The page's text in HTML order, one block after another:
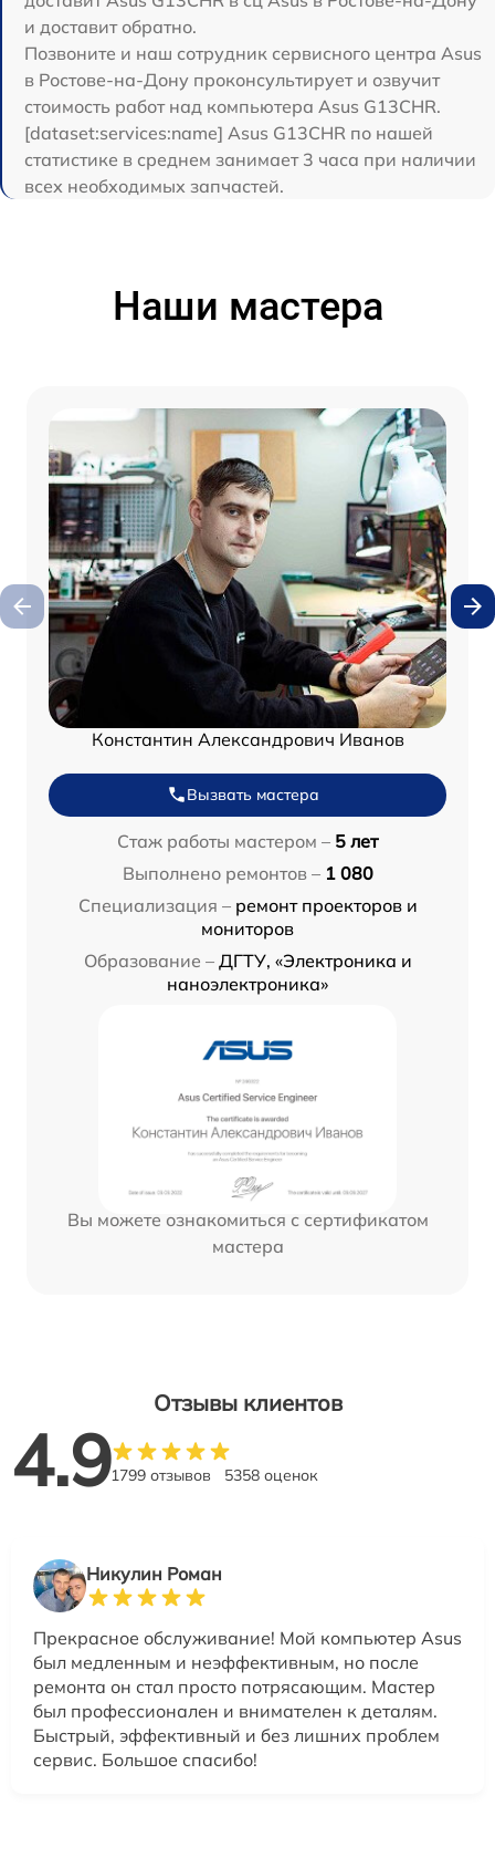
и доставит обратно.
Позвоните и наш сотрудник сервисного центра Asus
в Ростове-на-Дону проконсультирует и озвучит
стоимость работ над компьютера Asus G13CHR.
[dataset:services:name] Asus G13CHR по нашей
статистике в среднем занимает 3 часа при наличии
всех необходимых запчастей.
Наши мастера
Константин Александрович Иванов
Вызвать мастера
Стаж работы мастером – 5 лет
Выполнено ремонтов – 1 080
Специализация – ремонт проекторов и
мониторов
Образование – ДГТУ, «Электроника и
наноэлектроника»
Вы можете ознакомиться с сертификатом
мастера
Отзывы клиентов
4.91799 отзывов 5358 оценок
Никулин Роман
Прекрасное обслуживание! Мой компьютер Asus
был медленным и неэффективным, но после
ремонта он стал просто потрясающим. Мастер
был профессионален и внимателен к деталям.
Быстрый, эффективный и без лишних проблем
сервис. Большое спасибо!